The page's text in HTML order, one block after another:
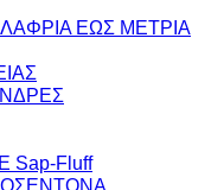
ΕΩΣ ΜΕΤΡΙΑ
Fluff